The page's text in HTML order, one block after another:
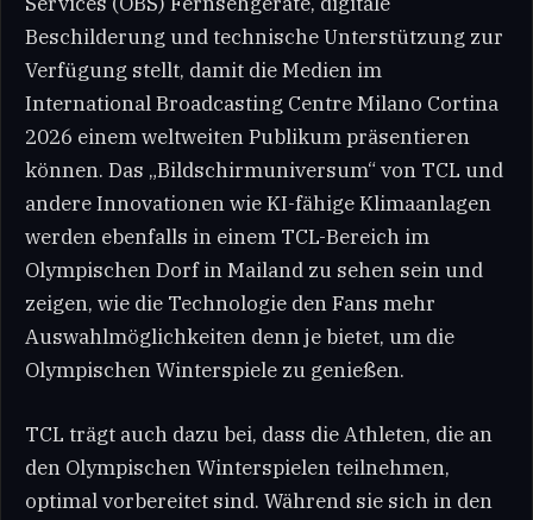
Beschilderung und technische Unterstützung zur
Verfügung stellt, damit die Medien im
International Broadcasting Centre Milano Cortina
2026 einem weltweiten Publikum präsentieren
können. Das „Bildschirmuniversum“ von TCL und
andere Innovationen wie KI-fähige Klimaanlagen
werden ebenfalls in einem TCL-Bereich im
Olympischen Dorf in Mailand zu sehen sein und
zeigen, wie die Technologie den Fans mehr
Auswahlmöglichkeiten denn je bietet, um die
Olympischen Winterspiele zu genießen.
TCL trägt auch dazu bei, dass die Athleten, die an
den Olympischen Winterspielen teilnehmen,
optimal vorbereitet sind. Während sie sich in den